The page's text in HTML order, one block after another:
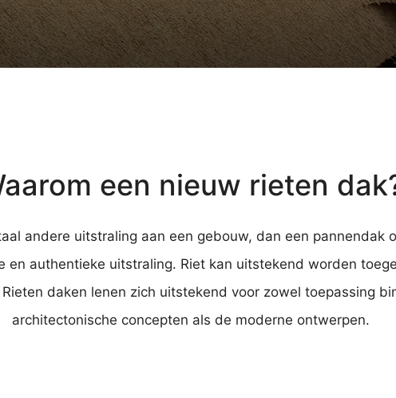
een nieuw rieten
andere uitstraling aan een gebouw, dan een pannendak
en authentieke uitstraling. Riet kan uitstekend worden
daken lenen zich uitstekend voor zowel toepassing
architectonische concepten als de moderne ontwerpen.